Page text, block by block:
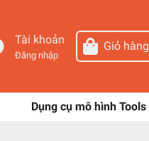
Tài khoản
Đăng nhập
Giỏ hàng
Dụng cụ mô hình Tools